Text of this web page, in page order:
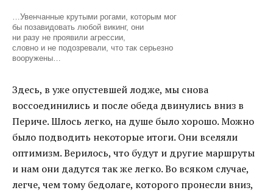
…Увенчанные крутыми рогами, которым мог
бы позавидовать любой викинг, они
ни разу не проявили агрессии,
словно и не подозревали, что так серьезно
вооружены…
Здесь, в уже опустевшей лодже, мы снова
воссоединились и после обеда двинулись вниз в
Периче. Шлось легко, на душе было хорошо. Можно
было подводить некоторые итоги. Они вселяли
оптимизм. Верилось, что будут и другие маршруты
и нам они дадутся так же легко. Во всяком случае,
легче, чем тому бедолаге, которого пронесли вниз,